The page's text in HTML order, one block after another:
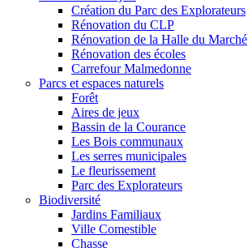
Création du Parc des Explorateurs
Rénovation du CLP
Rénovation de la Halle du Marché
Rénovation des écoles
Carrefour Malmedonne
Parcs et espaces naturels
Forêt
Aires de jeux
Bassin de la Courance
Les Bois communaux
Les serres municipales
Le fleurissement
Parc des Explorateurs
Biodiversité
Jardins Familiaux
Ville Comestible
Chasse